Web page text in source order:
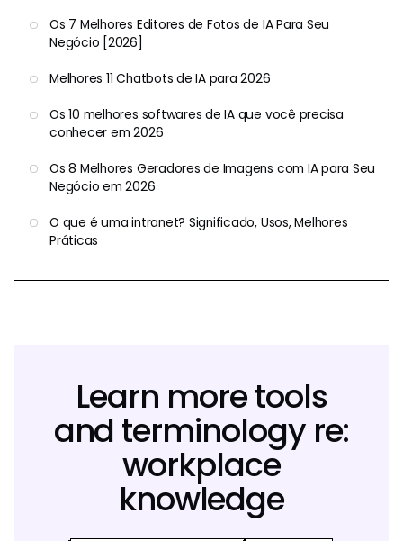
Os 7 Melhores Editores de Fotos de IA Para Seu
Negócio [2026]
Melhores 11 Chatbots de IA para 2026
Os 10 melhores softwares de IA que você precisa
conhecer em 2026
Os 8 Melhores Geradores de Imagens com IA para Seu
Negócio em 2026
O que é uma intranet? Significado, Usos, Melhores
Práticas
Learn more tools
and terminology re:
workplace
knowledge